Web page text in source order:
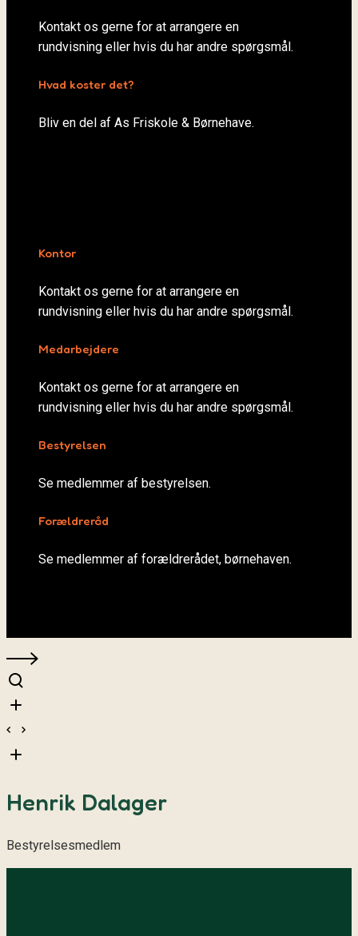
Kontakt os gerne for at arrangere en
rundvisning eller hvis du har andre spørgsmål.
Hvad koster det?
Bliv en del af As Friskole & Børnehave.
Kontor
Kontakt os gerne for at arrangere en
rundvisning eller hvis du har andre spørgsmål.
Medarbejdere
Kontakt os gerne for at arrangere en
rundvisning eller hvis du har andre spørgsmål.
Bestyrelsen
Se medlemmer af bestyrelsen.
Forældreråd
Se medlemmer af forældrerådet, børnehaven.
Henrik Dalager
Bestyrelsesmedlem